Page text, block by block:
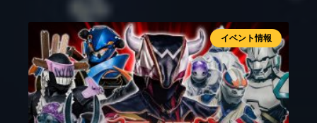
イベント情報